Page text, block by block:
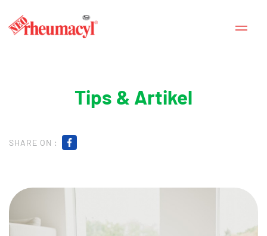
Tips & Artikel
SHARE ON :